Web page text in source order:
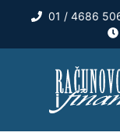
01 / 4686